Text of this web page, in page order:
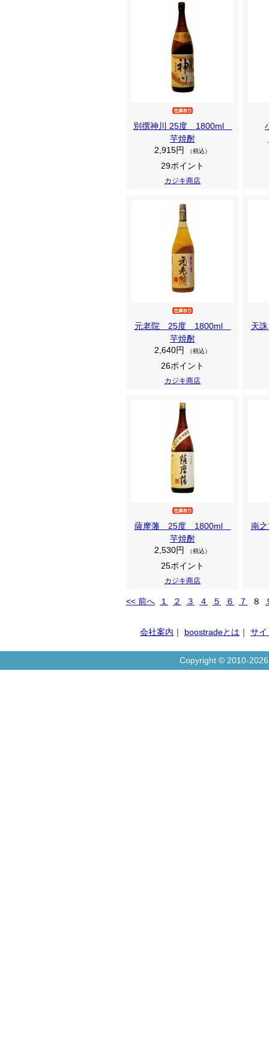
別撰神川 25度 1800ml
芋焼酎
2,915円
（税込）
29ポイント
カジキ商店
元老院 25度 1800ml
芋焼酎
2,640円
（税込）
26ポイント
カジキ商店
天
薩摩藩 25度 1800ml
芋焼酎
2,530円
（税込）
25ポイント
カジキ商店
南
<< 前へ １ ２ ３ ４ ５ ６ ７ ８
会社案内 ｜ boostradeとは ｜ サイ
Copyright © 2010-